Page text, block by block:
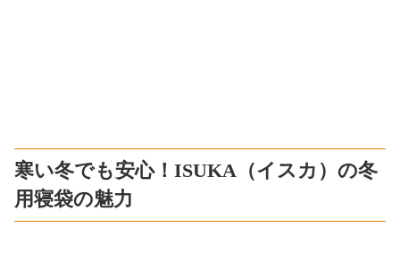
寒い冬でも安心！ISUKA（イスカ）の冬
用寝袋の魅力